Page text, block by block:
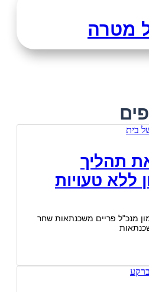
מטרה
תהליך
ללא טעויות
שחר